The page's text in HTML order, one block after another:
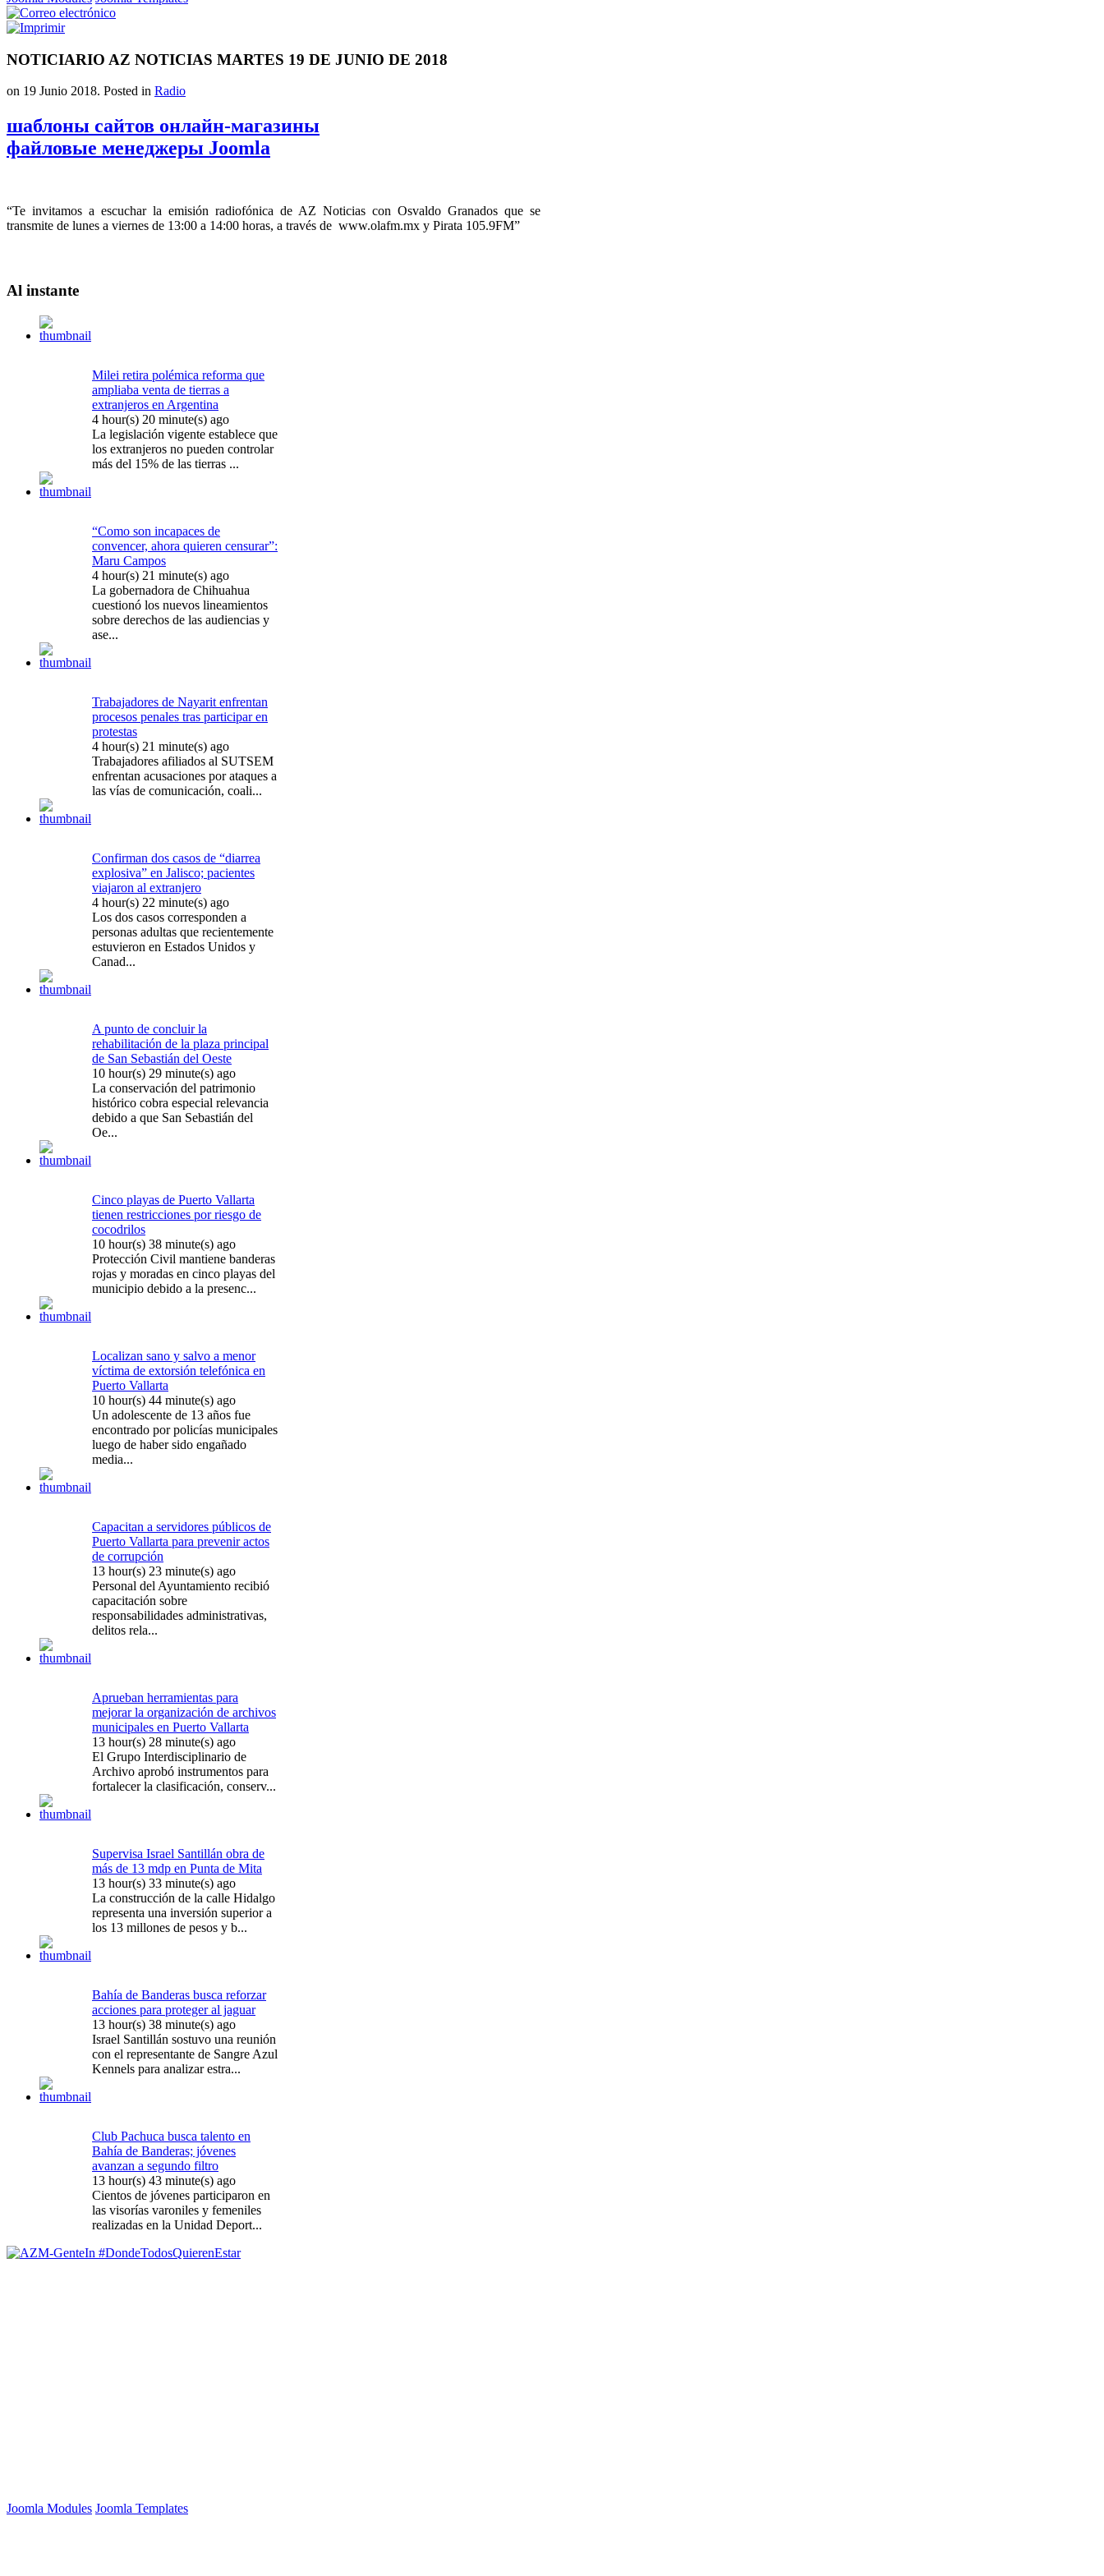
NOTICIARIO AZ NOTICIAS MARTES 19 DE JUNIO DE 2018
on 19 Junio 2018. Posted in Radio
шаблоны сайтов онлайн-магазины
файловые менеджеры Joomla
“Te invitamos a escuchar la emisión radiofónica de AZ Noticias con Osvaldo Granados que se
transmite de lunes a viernes de 13:00 a 14:00 horas, a través de www.olafm.mx y Pirata 105.9FM”
Al instante
Milei retira polémica reforma que
ampliaba venta de tierras a
extranjeros en Argentina
4 hour(s) 20 minute(s) ago
La legislación vigente establece que
los extranjeros no pueden controlar
más del 15% de las tierras ...
“Como son incapaces de
convencer, ahora quieren censurar”:
Maru Campos
4 hour(s) 21 minute(s) ago
La gobernadora de Chihuahua
cuestionó los nuevos lineamientos
sobre derechos de las audiencias y
ase...
Trabajadores de Nayarit enfrentan
procesos penales tras participar en
protestas
4 hour(s) 21 minute(s) ago
Trabajadores afiliados al SUTSEM
enfrentan acusaciones por ataques a
las vías de comunicación, coali...
Confirman dos casos de “diarrea
explosiva” en Jalisco; pacientes
viajaron al extranjero
4 hour(s) 22 minute(s) ago
Los dos casos corresponden a
personas adultas que recientemente
estuvieron en Estados Unidos y
Canad...
A punto de concluir la
rehabilitación de la plaza principal
de San Sebastián del Oeste
10 hour(s) 29 minute(s) ago
La conservación del patrimonio
histórico cobra especial relevancia
debido a que San Sebastián del
Oe...
Cinco playas de Puerto Vallarta
tienen restricciones por riesgo de
cocodrilos
10 hour(s) 38 minute(s) ago
Protección Civil mantiene banderas
rojas y moradas en cinco playas del
municipio debido a la presenc...
Localizan sano y salvo a menor
víctima de extorsión telefónica en
Puerto Vallarta
10 hour(s) 44 minute(s) ago
Un adolescente de 13 años fue
encontrado por policías municipales
luego de haber sido engañado
media...
Capacitan a servidores públicos de
Puerto Vallarta para prevenir actos
de corrupción
13 hour(s) 23 minute(s) ago
Personal del Ayuntamiento recibió
capacitación sobre
responsabilidades administrativas,
delitos rela...
Aprueban herramientas para
mejorar la organización de archivos
municipales en Puerto Vallarta
13 hour(s) 28 minute(s) ago
El Grupo Interdisciplinario de
Archivo aprobó instrumentos para
fortalecer la clasificación, conserv...
Supervisa Israel Santillán obra de
más de 13 mdp en Punta de Mita
13 hour(s) 33 minute(s) ago
La construcción de la calle Hidalgo
representa una inversión superior a
los 13 millones de pesos y b...
Bahía de Banderas busca reforzar
acciones para proteger al jaguar
13 hour(s) 38 minute(s) ago
Israel Santillán sostuvo una reunión
con el representante de Sangre Azul
Kennels para analizar estra...
Club Pachuca busca talento en
Bahía de Banderas; jóvenes
avanzan a segundo filtro
13 hour(s) 43 minute(s) ago
Cientos de jóvenes participaron en
las visorías varoniles y femeniles
realizadas en la Unidad Deport...
Joomla Modules Joomla Templates